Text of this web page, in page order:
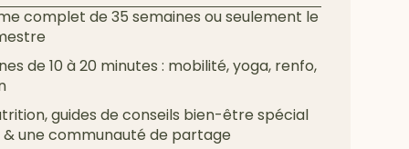
complet de 35 semaines ou seulement le
de 10 à 20 minutes : mobilité, yoga, renfo,
guides de conseils bien-être spécial
& une communauté de partage